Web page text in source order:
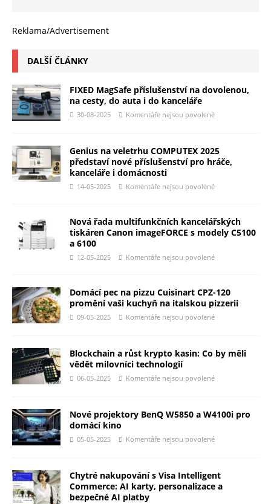
Reklama/Advertisement
DALŠÍ ČLÁNKY
FIXED MagSafe příslušenství na dovolenou,
na cesty, do auta i do kanceláře
30-08-2025 Komentáře nejsou povolené
Genius na veletrhu COMPUTEX 2025
představí nové příslušenství pro hráče,
kanceláře i domácnosti
14-05-2025 Komentáře nejsou povolené
Nová řada multifunkčních kancelářských
tiskáren Canon imageFORCE s modely C5100
a 6100
12-05-2025 Komentáře nejsou povolené
Domácí pec na pizzu Cuisinart CPZ-120
promění vaši kuchyň na italskou pizzerii
09-05-2025 Komentáře nejsou povolené
Blockchain a růst krypto kasin: Co by měli
vědět milovníci technologií
06-05-2025 Komentáře nejsou povolené
Nové projektory BenQ W5850 a W4100i pro
domácí kino
05-05-2025 Komentáře nejsou povolené
Chytré nakupování s Visa Intelligent
Commerce: AI karty, personalizace a
bezpečné AI platby